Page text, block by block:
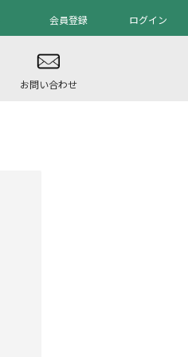
会員登録 ログイン
お問い合わせ